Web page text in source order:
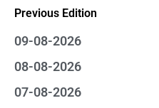
Previous Edition
09-08-2026
08-08-2026
07-08-2026